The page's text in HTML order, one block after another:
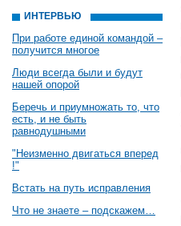
ИНТЕРВЬЮ
При работе единой командой –
получится многое
Люди всегда были и будут
нашей опорой
Беречь и приумножать то, что
есть, и не быть
равнодушными
"Неизменно двигаться вперед
!"
Встать на путь исправления
Что не знаете – подскажем…